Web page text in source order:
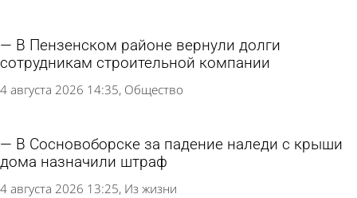
В Пензенском районе вернули долги
сотрудникам строительной компании
4 августа 2026 14:35 Общество
В Сосновоборске за падение наледи с крыши
дома назначили штраф
4 августа 2026 13:25 Из жизни